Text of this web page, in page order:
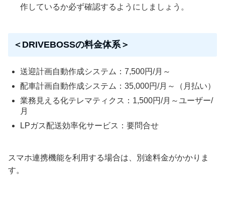
作しているか必ず確認するようにしましょう。
＜DRIVEBOSSの料金体系＞
送迎計画自動作成システム：7,500円/月～
配車計画自動作成システム：35,000円/月～（月払い）
業務見える化テレマティクス：1,500円/月～ユーザー/
月
LPガス配送効率化サービス：要問合せ
スマホ連携機能を利用する場合は、別途料金がかかりま
す。